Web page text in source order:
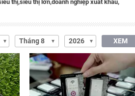
thị,siêu thị lớn,doanh nghiệp xuất khẩu,
XEM